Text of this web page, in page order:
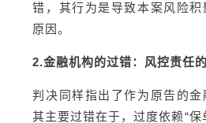
错，其行为是导致本案风险
原因。
2.金融机构的过错：风控责任
判决同样指出了作为原告的金
其主要过错在于，过度依赖“保